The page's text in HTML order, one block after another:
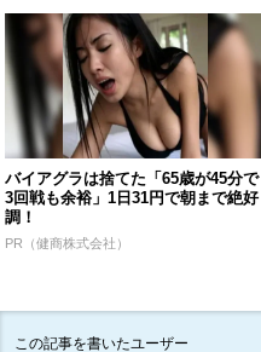
バイアグラは捨てた「65歳が45分で
3回戦も余裕」1日31円で朝まで絶好
調！
PR（健商株式会社）
この記事を書いたユーザー